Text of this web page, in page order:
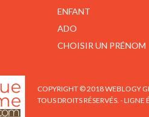
ENFANT
ADO
CHOISIR UN PRÉNOM
COPYRIGHT © 2018 WEBLOGY
TOUS DROITS RÉSERVÉS. -LIGNE